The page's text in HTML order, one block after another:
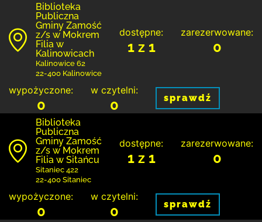
Biblio­teka
Publiczna
Gminy Zamość
z/s w Mokrem
Filia w
Kalinowicach
Kalinowice 62
22-400 Kalinowice
dostępne:
1 z 1
zarezerwowane:
0
wypożyczone:
0
w czytelni:
0 sprawdź
Biblio­teka
Publiczna
Gminy Zamość
z/s w Mokrem
Filia w Sitańcu
Sitaniec 422
22-400 Sitaniec
dostępne:
1 z 1
zarezerwowane:
0
wypożyczone:
0
w czytelni:
0 sprawdź